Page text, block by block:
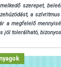
érvényben levő
tápanyagokat. Bár
hatással
szerepet,
a
a megfelelő
jól tolerálható,